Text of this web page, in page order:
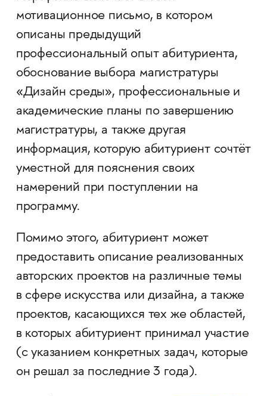
мотивационное письмо, в котором
описаны предыдущий
профессиональный опыт абитуриента,
обоснование выбора магистратуры
«Дизайн среды», профессиональные и
академические планы по завершению
магистратуры, а также другая
информация, которую абитуриент сочтёт
уместной для пояснения своих
намерений при поступлении на
программу.
Помимо этого, абитуриент может
предоставить описание реализованных
авторских проектов на различные темы
в сфере искусства или дизайна, а также
проектов, касающихся тех же областей,
в которых абитуриент принимал участие
(с указанием конкретных задач, которые
он решал за последние 3 года).